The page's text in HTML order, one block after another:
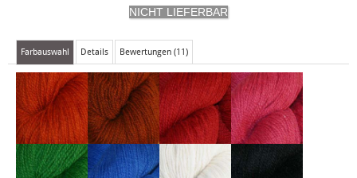
Farbauswahl Details Bewertungen (11)